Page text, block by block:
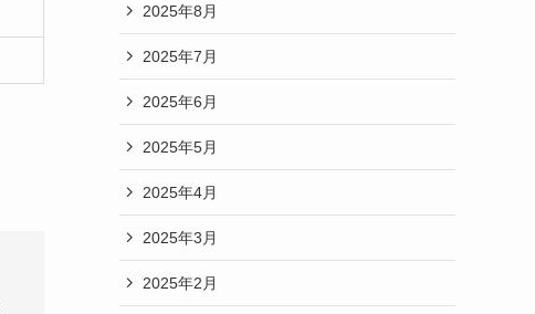
2025年8月
2025年7月
2025年6月
2025年5月
2025年4月
2025年3月
2025年2月